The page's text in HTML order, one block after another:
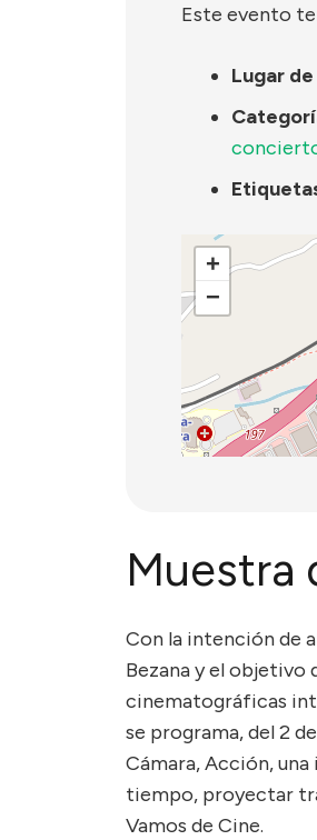
Este evento
Lugar
+
−
Muestra
Con la intención de
Bezana y el objetivo
cinematográficas
se programa, del 2
Cámara, Acción,
tiempo, proyectar
Vamos de Cine.